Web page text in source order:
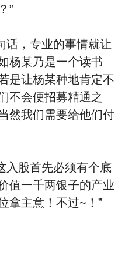
”
，专业的事情就让
杨某乃是一个读书
是让杨某种地肯定不
不会便招募精通之
然我们需要给他们付
股首先必须有个底
值一千两银子的产业
拿主意！不过~！”